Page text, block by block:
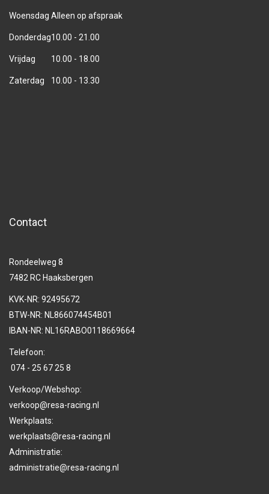
Woensdag Alleen op afspraak
Donderdag10.00 - 21.00
Vrijdag 10.00 - 18.00
Zaterdag 10.00 - 13.30
Contact
Rondeelweg 8
7482 RC Haaksbergen
KVK-NR: 92495672
BTW-NR: NL866074454B01
IBAN-NR: NL16RABO0118669664
Telefoon:
074 - 25 67 25 8
Verkoop/Webshop:
verkoop@resa-racing.nl
Werkplaats:
werkplaats@resa-racing.nl
Administratie:
administratie@resa-racing.nl